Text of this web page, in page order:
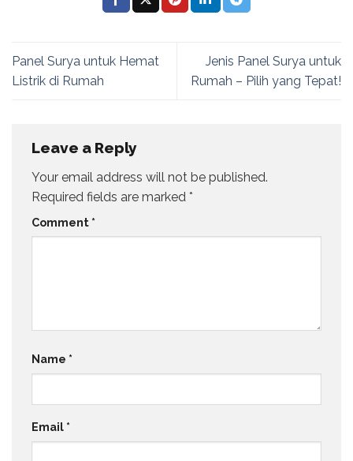
Panel Surya untuk Hemat
Listrik di Rumah
Jenis Panel Surya untuk
Rumah – Pilih yang Tepat!
Leave a Reply
Your email address will not be published.
Required fields are marked *
Comment *
Name *
Email *